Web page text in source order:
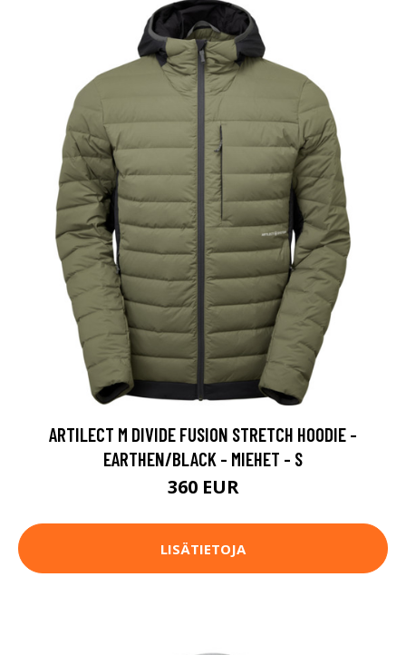
ARTILECT M DIVIDE FUSION STRETCH HOODIE -
EARTHEN/BLACK - MIEHET - S
360 EUR
LISÄTIETOJA